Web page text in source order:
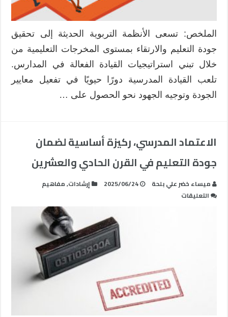
في
المؤسسات
التعليمية
مغلقة
الملخص: تسعى الأنظمة التربوية الحديثة إلى تحقيق
جودة التعليم والارتقاء بمستوى المخرجات التعليمية من
خلال تبني استراتيجيات القيادة الفعالة في المدارس.
تلعب القيادة المدرسية دورًا حيويًا في تفعيل معايير
الجودة وتوجيه الجهود نحو الحصول على …
الاعتماد المدرسي، ركيزة أساسية لضمان
جودة التعليم في القرن الحادي والعشرين
ميساء خضر علي بلحة 2025/06/24 إرشادات,مفاهيم
التعليقات
جودة
التعليم
في
القرن